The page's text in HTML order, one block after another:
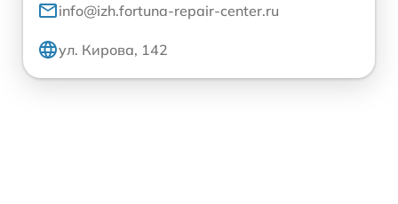
info@izh.fortuna-repair-center.ru
ул. Кирова, 142